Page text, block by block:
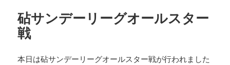
ー
砧サンデーリーグオールスター
戦
本日は砧サンデーリーグオールスター戦が行われました